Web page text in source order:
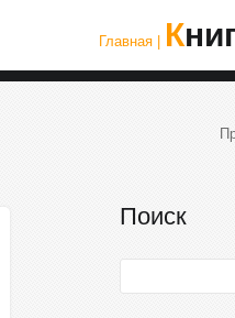
Главная |
Поиск